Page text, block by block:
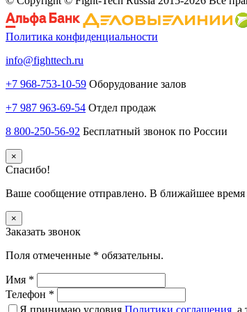
Политика конфиденциальности
info@fighttech.ru
+7 968-753-10-59 Оборудование залов
+7 987 963-69-54 Отдел продаж
8 800-250-56-92 Бесплатный звонок по России
×
Спасибо!
Ваше сообщение отправлено. В ближайшее время
×
Заказать звонок
Поля отмеченные * обязательны.
Имя *
Телефон *
Я принимаю условия Политики соглашения ,